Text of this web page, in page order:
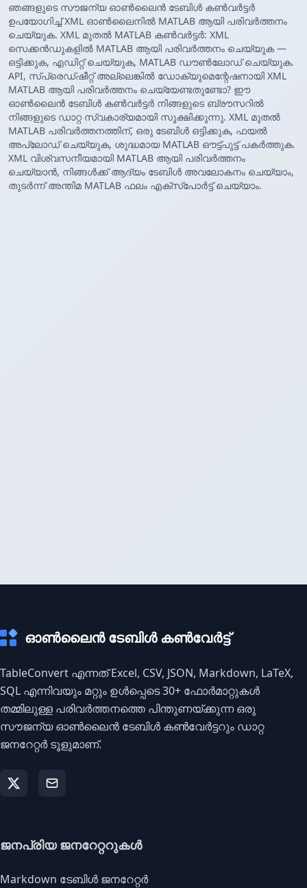
ഞങ്ങളുടെ സൗജന്യ ഓൺലൈൻ ടേബിൾ കൺവർട്ടർ
ഉപയോഗിച്ച് XML ഓൺലൈനിൽ MATLAB ആയി പരിവർത്തനം
ചെയ്യുക. XML മുതൽ MATLAB കൺവർട്ടർ: XML
സെക്കൻഡുകളിൽ MATLAB ആയി പരിവർത്തനം ചെയ്യുക —
ഒട്ടിക്കുക, എഡിറ്റ് ചെയ്യുക, MATLAB ഡൗൺലോഡ് ചെയ്യുക.
API, സ്പ്രെഡ്ഷീറ്റ് അല്ലെങ്കിൽ ഡോക്യുമെന്റേഷനായി XML
MATLAB ആയി പരിവർത്തനം ചെയ്യേണ്ടതുണ്ടോ? ഈ
ഓൺലൈൻ ടേബിൾ കൺവർട്ടർ നിങ്ങളുടെ ബ്രൗസറിൽ
നിങ്ങളുടെ ഡാറ്റ സ്വകാര്യമായി സൂക്ഷിക്കുന്നു. XML മുതൽ
MATLAB പരിവർത്തനത്തിന്, ഒരു ടേബിൾ ഒട്ടിക്കുക, ഫയൽ
അപ്‌ലോഡ് ചെയ്യുക, ശുദ്ധമായ MATLAB ഔട്ട്‌പുട്ട് പകർത്തുക.
XML വിശ്വസനീയമായി MATLAB ആയി പരിവർത്തനം
ചെയ്യാൻ, നിങ്ങൾക്ക് ആദ്യം ടേബിൾ അവലോകനം ചെയ്യാം,
തുടർന്ന് അന്തിമ MATLAB ഫലം എക്സ്‌പോർട്ട് ചെയ്യാം.
ഓൺലൈൻ ടേബിൾ കൺവേർട്ട്
TableConvert എന്നത് Excel, CSV, JSON, Markdown, LaTeX,
SQL എന്നിവയും മറ്റും ഉൾപ്പെടെ 30+ ഫോർമാറ്റുകൾ
തമ്മിലുള്ള പരിവർത്തനത്തെ പിന്തുണയ്ക്കുന്ന ഒരു
സൗജന്യ ഓൺലൈൻ ടേബിൾ കൺവേർട്ടറും ഡാറ്റ
ജനറേറ്റർ ടൂളുമാണ്.
ജനപ്രിയ ജനറേറ്ററുകൾ
Markdown ടേബിൾ ജനറേറ്റർ